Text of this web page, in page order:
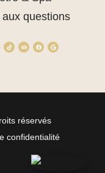
aux questions
réservés
confidentialité